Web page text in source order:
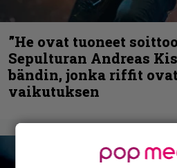
”He ovat tuoneet
Sepulturan Andreas
bändin, jonka riffit
vaikutuksen